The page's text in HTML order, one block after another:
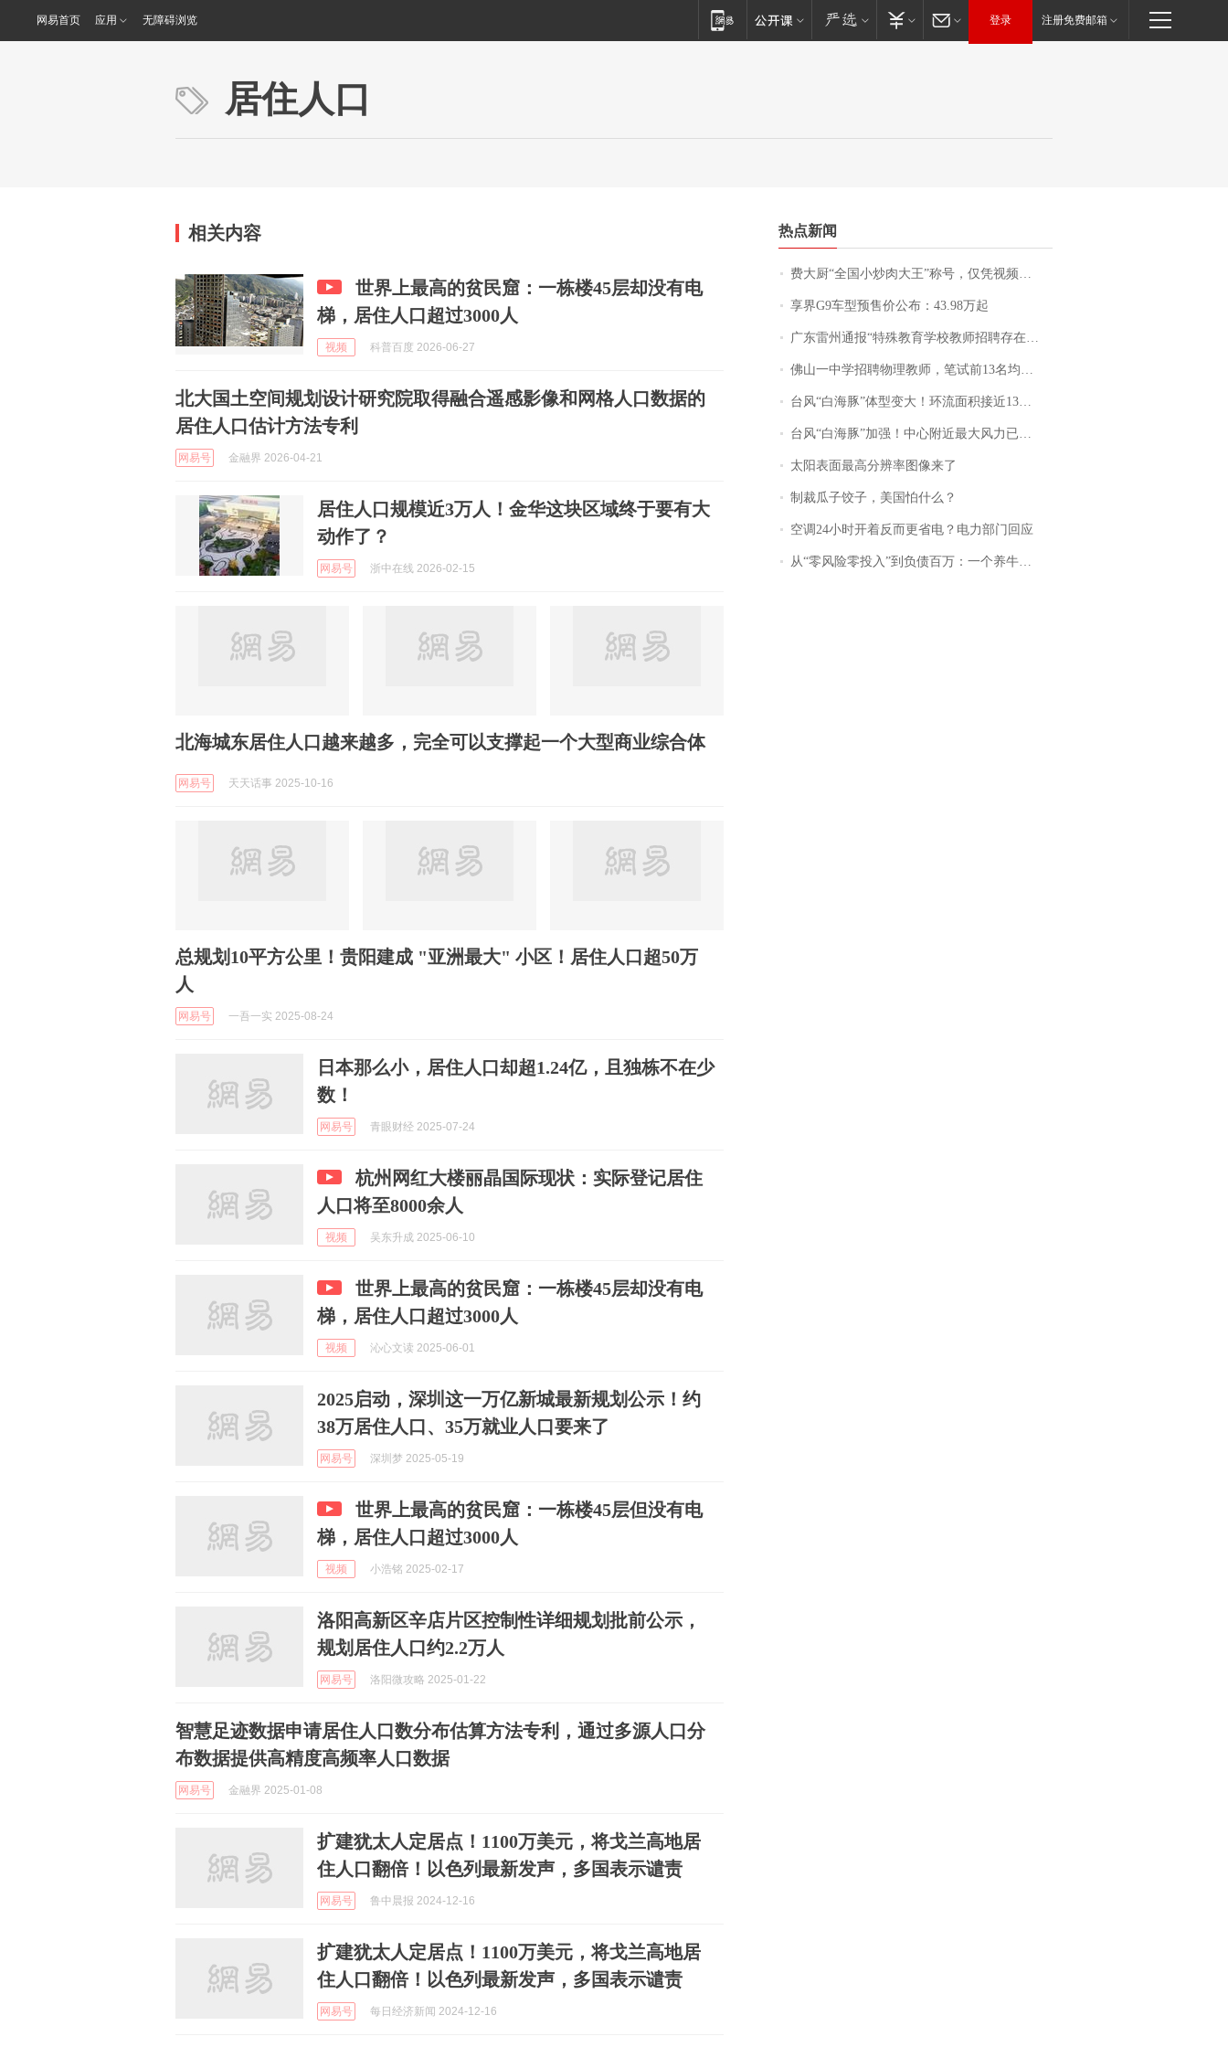
网易首页 应用 无障碍浏览 登录 注册免费邮箱
居住人口
相关内容
世界上最高的贫民窟：一栋楼45层却没有电
梯，居住人口超过3000人
视频 科普百度 2026-06-27
北大国土空间规划设计研究院取得融合遥感影像和网格人口数据的
居住人口估计方法专利
网易号 金融界 2026-04-21
居住人口规模近3万人！金华这块区域终于要有大
动作了？
网易号 浙中在线 2026-02-15
北海城东居住人口越来越多，完全可以支撑起一个大型商业综合体
网易号 天天话事 2025-10-16
总规划10平方公里！贵阳建成 "亚洲最大" 小区！居住人口超50万
人
网易号 一吾一实 2025-08-24
日本那么小，居住人口却超1.24亿，且独栋不在少
数！
网易号 青眼财经 2025-07-24
杭州网红大楼丽晶国际现状：实际登记居住
人口将至8000余人
视频 吴东升成 2025-06-10
世界上最高的贫民窟：一栋楼45层却没有电
梯，居住人口超过3000人
视频 沁心文读 2025-06-01
2025启动，深圳这一万亿新城最新规划公示！约
38万居住人口、35万就业人口要来了
网易号 深圳梦 2025-05-19
世界上最高的贫民窟：一栋楼45层但没有电
梯，居住人口超过3000人
视频 小浩铭 2025-02-17
洛阳高新区辛店片区控制性详细规划批前公示，
规划居住人口约2.2万人
网易号 洛阳微攻略 2025-01-22
智慧足迹数据申请居住人口数分布估算方法专利，通过多源人口分
布数据提供高精度高频率人口数据
网易号 金融界 2025-01-08
扩建犹太人定居点！1100万美元，将戈兰高地居
住人口翻倍！以色列最新发声，多国表示谴责
网易号 鲁中晨报 2024-12-16
扩建犹太人定居点！1100万美元，将戈兰高地居
住人口翻倍！以色列最新发声，多国表示谴责
网易号 每日经济新闻 2024-12-16
热点新闻
费大厨“全国小炒肉大王”称号，仅凭视频评出？中国烹饪协会回应
享界G9车型预售价公布：43.98万起
广东雷州通报“特殊教育学校教师招聘存在违规行为”：已启动问责程序 副校长被停职
佛山一中学招聘物理教师，笔试前13名均遭淘汰？教育局：已叫停招聘，成立调查组全面核查
台风“白海豚”体型变大！环流面积接近13个浙江那么大
台风“白海豚”加强！中心附近最大风力已达15级 最新研判
太阳表面最高分辨率图像来了
制裁瓜子饺子，美国怕什么？
空调24小时开着反而更省电？电力部门回应
从“零风险零投入”到负债百万：一个养牛项目崩盘后，谁该为农户的贷款买单丨红星调查